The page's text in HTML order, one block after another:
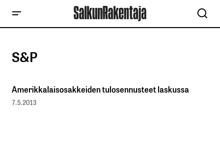
S&P
Amerikkalaisosakkeiden tulosennusteet laskussa
7.5.2013